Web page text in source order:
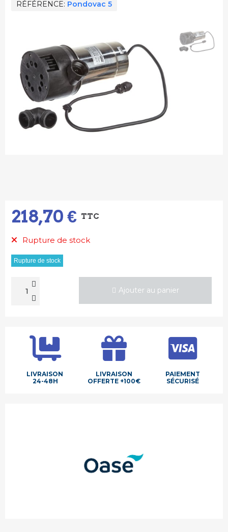
RÉFÉRENCE Pondovac 5
218,70 € TTC
Rupture de stock
Rupture de stock
Ajouter au panier
LIVRAISON
24-48H
LIVRAISON
OFFERTE +100€
PAIEMENT
SÉCURISÉ